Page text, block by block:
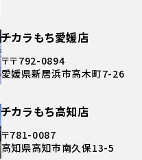
チカラもち愛媛店
〒〒792-0894
愛媛県新居浜市高木町7-26
チカラもち高知店
〒781-0087
高知県高知市南久保13-5